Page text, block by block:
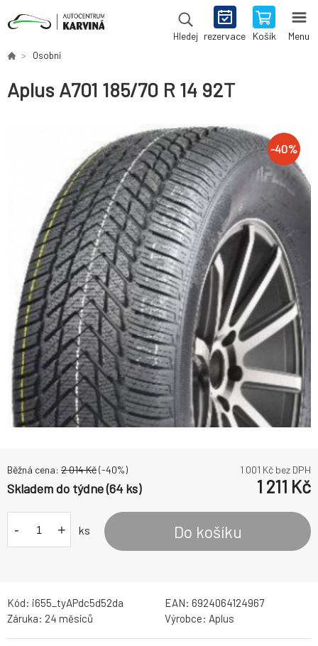
Hledej rezervace Košík Menu
Osobní
Aplus A701 185/70 R 14 92T
-40%
Běžná cena: 2 014Kč(-40%) 1 001 Kč bez DPH
Skladem do týdne (64 ks) 1 211 Kč
- + ks Do košíku
Kód: i655_tyAPdc5d52da EAN: 6924064124967
Záruka: 24 měsíců Výrobce: Aplus